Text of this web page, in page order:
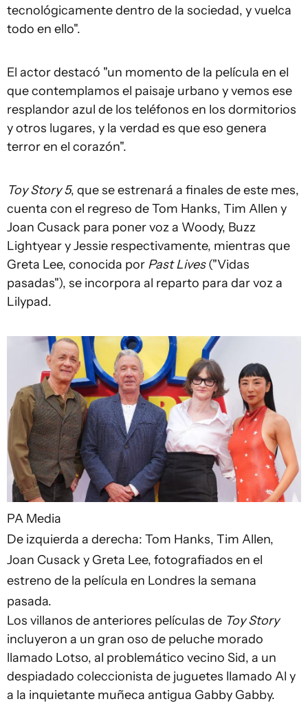
tecnológicamente dentro de la sociedad, y vuelca
todo en ello".
El actor destacó "un momento de la película en el
que contemplamos el paisaje urbano y vemos ese
resplandor azul de los teléfonos en los dormitorios
y otros lugares, y la verdad es que eso genera
terror en el corazón".
Toy Story 5, que se estrenará a finales de este mes,
cuenta con el regreso de Tom Hanks, Tim Allen y
Joan Cusack para poner voz a Woody, Buzz
Lightyear y Jessie respectivamente, mientras que
Greta Lee, conocida por Past Lives("Vidas
pasadas"), se incorpora al reparto para dar voz a
Lilypad.
PA Media
De izquierda a derecha: Tom Hanks, Tim Allen,
Joan Cusack y Greta Lee, fotografiados en el
estreno de la película en Londres la semana
pasada.
Los villanos de anteriores películas de Toy Story
incluyeron a un gran oso de peluche morado
llamado Lotso, al problemático vecino Sid, a un
despiadado coleccionista de juguetes llamado Al y
a la inquietante muñeca antigua Gabby Gabby.